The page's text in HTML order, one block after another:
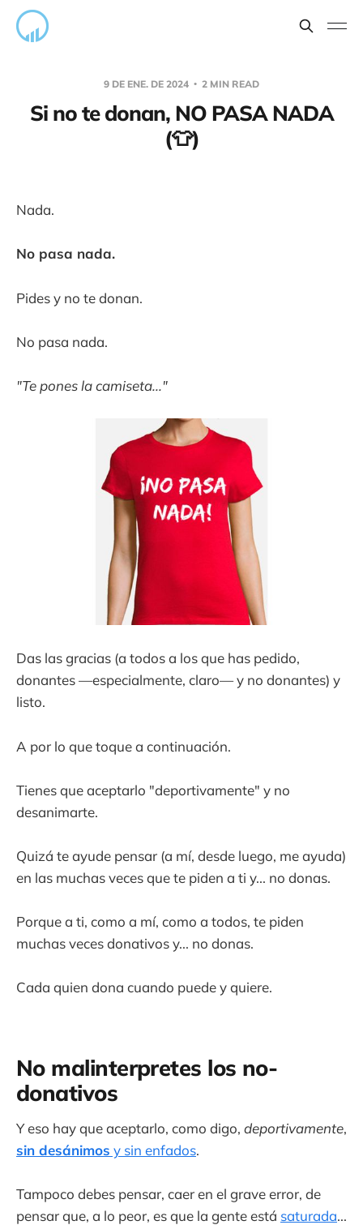
9 DE ENE. DE 2024 2 MIN READ
Si no te donan, NO PASA NADA
(👕)
Nada.
No pasa nada.
Pides y no te donan.
No pasa nada.
"Te pones la camiseta..."
Das las gracias (a todos a los que has pedido,
donantes —especialmente, claro— y no donantes) y
listo.
A por lo que toque a continuación.
Tienes que aceptarlo "deportivamente" y no
desanimarte.
Quizá te ayude pensar (a mí, desde luego, me ayuda)
en las muchas veces que te piden a ti y... no donas.
Porque a ti, como a mí, como a todos, te piden
muchas veces donativos y... no donas.
Cada quien dona cuando puede y quiere.
No malinterpretes los no-
donativos
Y eso hay que aceptarlo, como digo, deportivamente,
sin desánimos y sin enfados.
Tampoco debes pensar, caer en el grave error, de
pensar que, a lo peor, es que la gente está saturada...